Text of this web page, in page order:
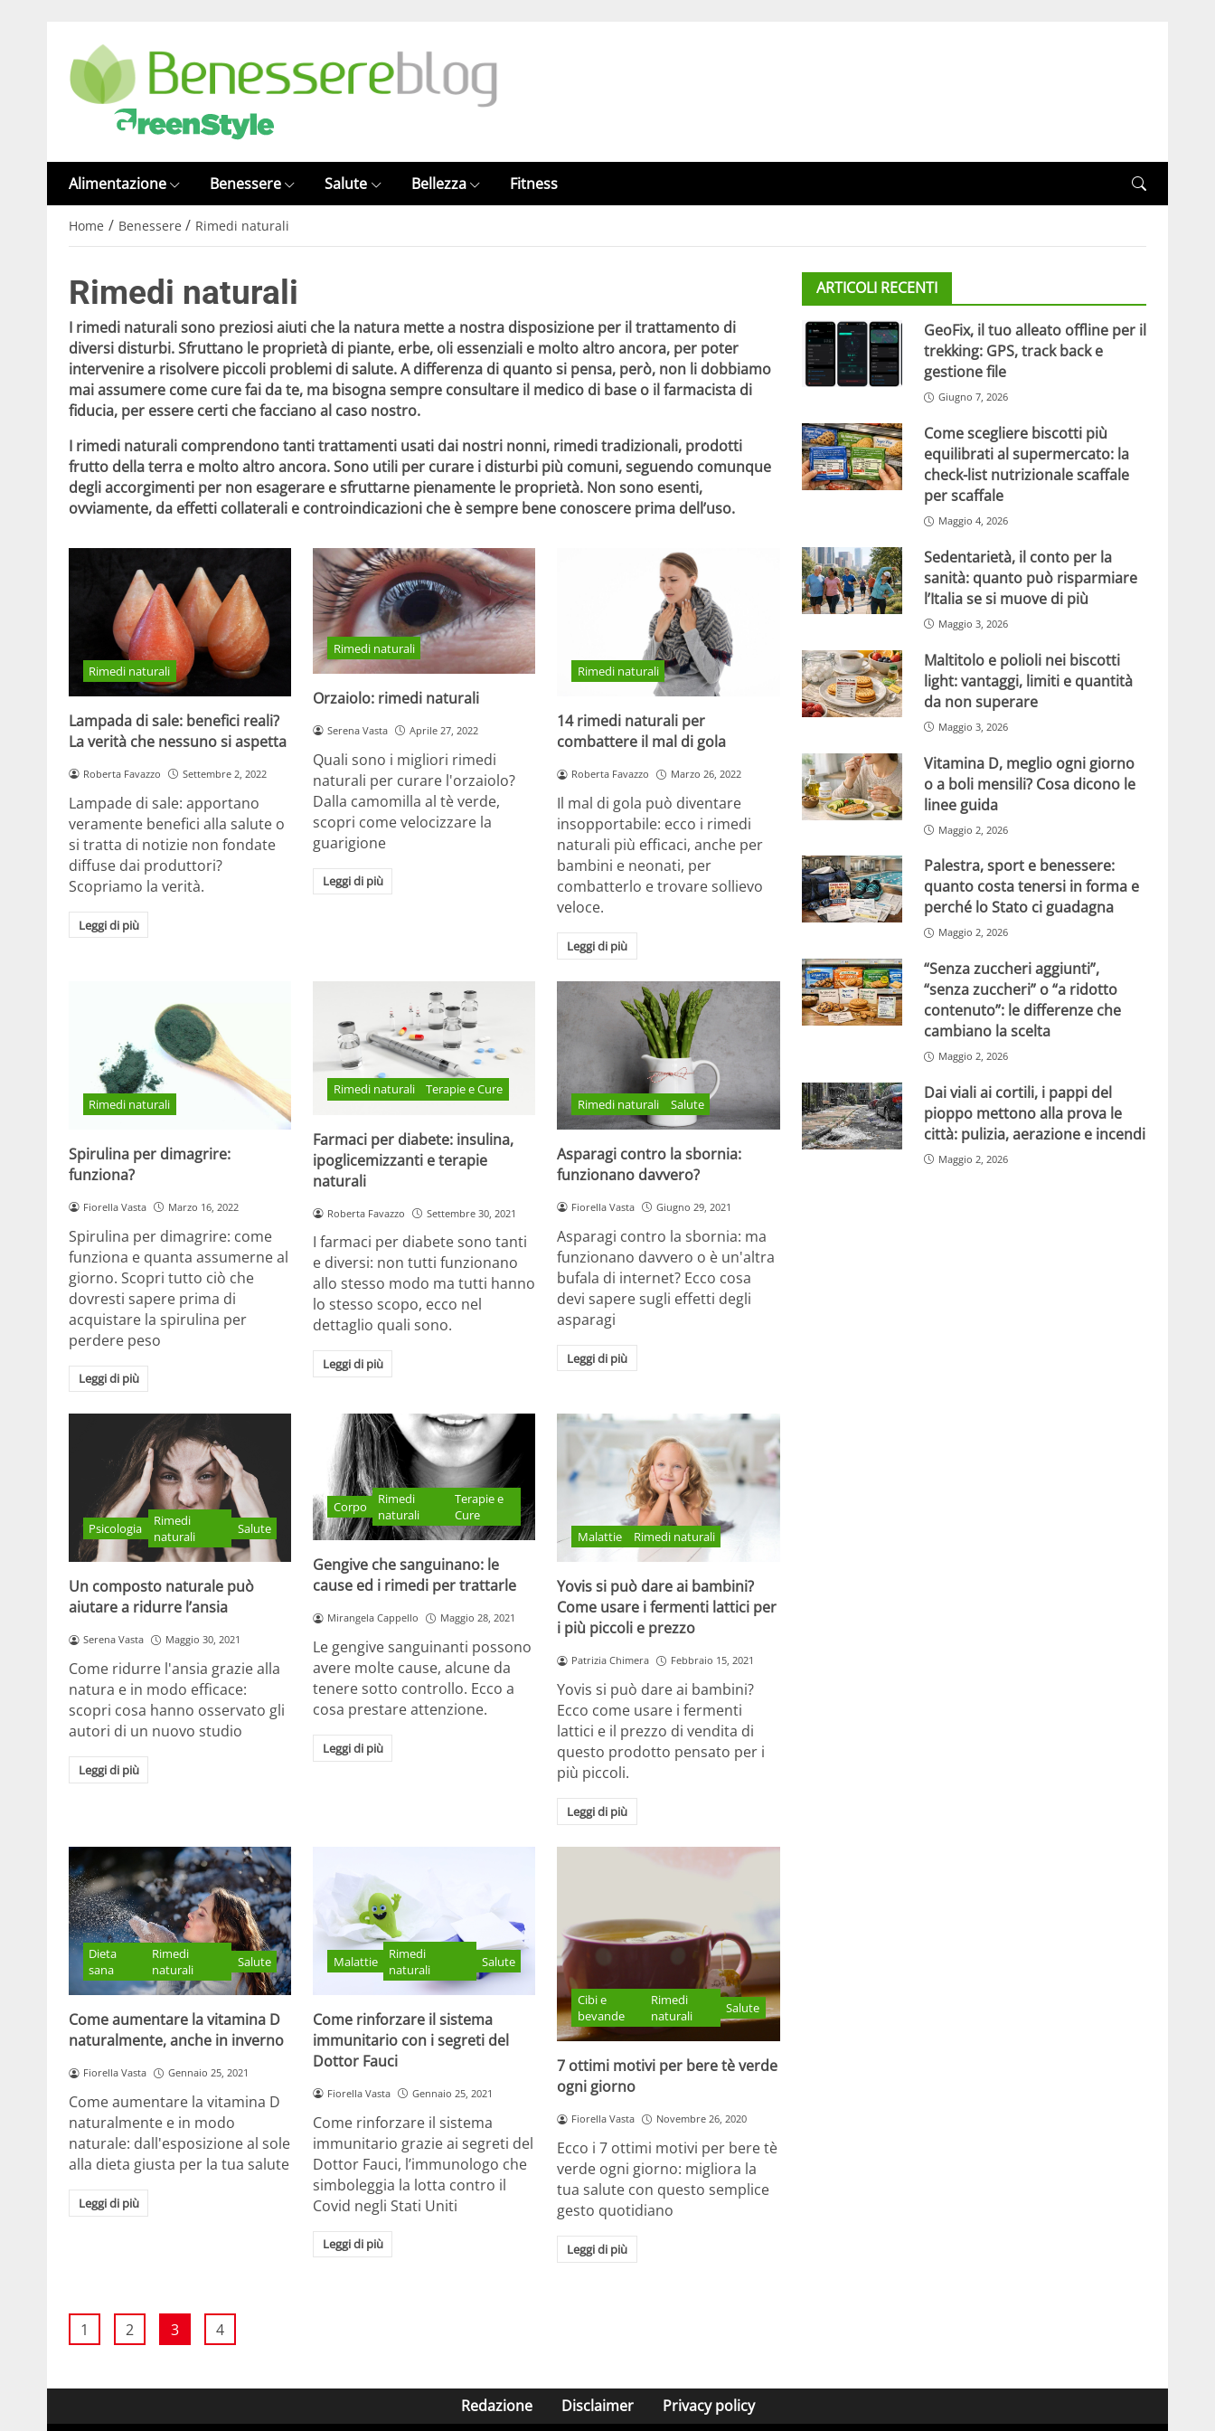
Alimentazione Benessere Salute Bellezza Fitness
Home / Benessere / Rimedi naturali
Rimedi naturali
I rimedi naturalisono preziosi aiuti che la natura mette a nostra disposizione per il trattamento di
diversi disturbi. Sfruttano le proprietà di piante, erbe, oli essenziali e molto altro ancora, per poter
intervenire a risolvere piccoli problemi di salute. A differenza di quanto si pensa, però, non li dobbiamo
mai assumere come cure fai da te, ma bisogna sempre consultare il medico di base o il farmacista di
fiducia, per essere certi che facciano al caso nostro.
I rimedi naturali comprendono tanti trattamenti usati dai nostri nonni, rimedi tradizionali, prodotti
frutto della terra e molto altro ancora. Sono utili per curare i disturbi più comuni, seguendo comunque
degli accorgimenti per non esagerare e sfruttarne pienamente le proprietà. Non sono esenti,
ovviamente, da effetti collaterali e controindicazioni che è sempre bene conoscere prima dell’uso.
Rimedi naturali
Lampada di sale: benefici reali?
La verità che nessuno si aspetta
Roberta Favazzo Settembre 2, 2022
Lampade di sale: apportano
veramente benefici alla salute o
si tratta di notizie non fondate
diffuse dai produttori?
Scopriamo la verità.
Leggi di più
Rimedi naturali
Orzaiolo: rimedi naturali
Serena Vasta Aprile 27, 2022
Quali sono i migliori rimedi
naturali per curare l'orzaiolo?
Dalla camomilla al tè verde,
scopri come velocizzare la
guarigione
Leggi di più
Rimedi naturali
14 rimedi naturali per
combattere il mal di gola
Roberta Favazzo Marzo 26, 2022
Il mal di gola può diventare
insopportabile: ecco i rimedi
naturali più efficaci, anche per
bambini e neonati, per
combatterlo e trovare sollievo
veloce.
Leggi di più
Rimedi naturali
Spirulina per dimagrire:
funziona?
Fiorella Vasta Marzo 16, 2022
Spirulina per dimagrire: come
funziona e quanta assumerne al
giorno. Scopri tutto ciò che
dovresti sapere prima di
acquistare la spirulina per
perdere peso
Leggi di più
Rimedi naturali Terapie e Cure
Farmaci per diabete: insulina,
ipoglicemizzanti e terapie
naturali
Roberta Favazzo Settembre 30, 2021
I farmaci per diabete sono tanti
e diversi: non tutti funzionano
allo stesso modo ma tutti hanno
lo stesso scopo, ecco nel
dettaglio quali sono.
Leggi di più
Rimedi naturali Salute
Asparagi contro la sbornia:
funzionano davvero?
Fiorella Vasta Giugno 29, 2021
Asparagi contro la sbornia: ma
funzionano davvero o è un'altra
bufala di internet? Ecco cosa
devi sapere sugli effetti degli
asparagi
Leggi di più
Psicologia
Rimedi
naturali
Salute
Un composto naturale può
aiutare a ridurre l’ansia
Serena Vasta Maggio 30, 2021
Come ridurre l'ansia grazie alla
natura e in modo efficace:
scopri cosa hanno osservato gli
autori di un nuovo studio
Leggi di più
Corpo
Rimedi
naturali
Terapie e
Cure
Gengive che sanguinano: le
cause ed i rimedi per trattarle
Mirangela Cappello Maggio 28, 2021
Le gengive sanguinanti possono
avere molte cause, alcune da
tenere sotto controllo. Ecco a
cosa prestare attenzione.
Leggi di più
Malattie Rimedi naturali
Yovis si può dare ai bambini?
Come usare i fermenti lattici per
i più piccoli e prezzo
Patrizia Chimera Febbraio 15, 2021
Yovis si può dare ai bambini?
Ecco come usare i fermenti
lattici e il prezzo di vendita di
questo prodotto pensato per i
più piccoli.
Leggi di più
Dieta
sana
Rimedi
naturali
Salute
Come aumentare la vitamina D
naturalmente, anche in inverno
Fiorella Vasta Gennaio 25, 2021
Come aumentare la vitamina D
naturalmente e in modo
naturale: dall'esposizione al sole
alla dieta giusta per la tua salute
Leggi di più
Malattie
Rimedi
naturali
Salute
Come rinforzare il sistema
immunitario con i segreti del
Dottor Fauci
Fiorella Vasta Gennaio 25, 2021
Come rinforzare il sistema
immunitario grazie ai segreti del
Dottor Fauci, l’immunologo che
simboleggia la lotta contro il
Covid negli Stati Uniti
Leggi di più
Cibi e
bevande
Rimedi
naturali
Salute
7 ottimi motivi per bere tè verde
ogni giorno
Fiorella Vasta Novembre 26, 2020
Ecco i 7 ottimi motivi per bere tè
verde ogni giorno: migliora la
tua salute con questo semplice
gesto quotidiano
Leggi di più
1 2 3 4
ARTICOLI RECENTI
GeoFix, il tuo alleato offline per il
trekking: GPS, track back e
gestione file
Giugno 7, 2026
Come scegliere biscotti più
equilibrati al supermercato: la
check-list nutrizionale scaffale
per scaffale
Maggio 4, 2026
Sedentarietà, il conto per la
sanità: quanto può risparmiare
l’Italia se si muove di più
Maggio 3, 2026
Maltitolo e polioli nei biscotti
light: vantaggi, limiti e quantità
da non superare
Maggio 3, 2026
Vitamina D, meglio ogni giorno
o a boli mensili? Cosa dicono le
linee guida
Maggio 2, 2026
Palestra, sport e benessere:
quanto costa tenersi in forma e
perché lo Stato ci guadagna
Maggio 2, 2026
“Senza zuccheri aggiunti”,
“senza zuccheri” o “a ridotto
contenuto”: le differenze che
cambiano la scelta
Maggio 2, 2026
Dai viali ai cortili, i pappi del
pioppo mettono alla prova le
città: pulizia, aerazione e incendi
Maggio 2, 2026
Redazione Disclaimer Privacy policy